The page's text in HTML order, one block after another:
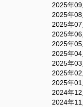
2025年
2025年
2025年
2025年
2025年
2025年
2025年
2025年
2025年
2024年
2024年